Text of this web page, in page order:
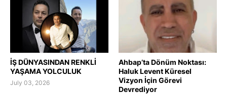
İŞ DÜNYASINDAN RENKLİ
YAŞAMA YOLCULUK
July 03, 2026
Ahbap’ta Dönüm Noktası:
Haluk Levent Küresel
Vizyon İçin Görevi
Devrediyor